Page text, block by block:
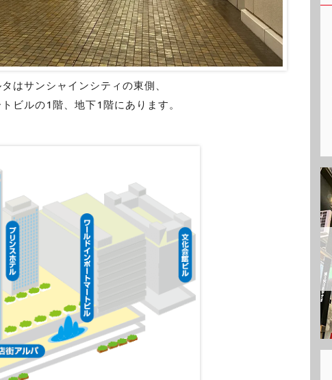
はサンシャインシティの東側、
ビルの1階、地下1階にあります。